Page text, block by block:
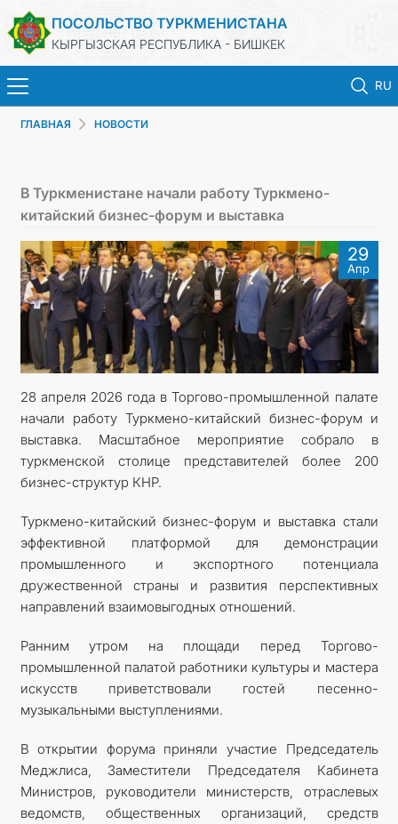
ПОСОЛЬСТВО ТУРКМЕНИСТАНА
КЫРГЫЗСКАЯ РЕСПУБЛИКА - БИШКЕК
RU
ТУРКМЕНИСТАН
ПРАЗДНИЧНЫЕ И ПАМЯТНЫЕ ДНИ
КОНСУЛЬСКИЕ УСЛУГИ
МИД
КОНТАКТНЫЕ ДАННЫЕ
ГЛАВНАЯ НОВОСТИ
В Туркменистане начали работу Туркмено-
китайский бизнес-форум и выставка
29
Апр
28 апреля 2026 года в Торгово-промышленной палате
начали работу Турк­мено-китайский бизнес-форум и
выставка. Масштабное мероприятие собрало в
туркменской столице представителей более 200
бизнес-структур КНР.
Туркмено-китайский бизнес-форум и выставка стали
эффективной платформой для демонстрации
промышленного и экспортного потенциала
дружественной страны и развития перспективных
направлений взаимовыгодных отношений.
Ранним утром на площади перед Торгово-
промышленной палатой работники культуры и мастера
искусств приветствовали гостей песенно-
музыкальными выступлениями.
В открытии форума приняли участие Председатель
Меджлиса, Заместители Председателя Кабинета
Министров, руководители министерств, отраслевых
ведомств, общественных организаций, средств